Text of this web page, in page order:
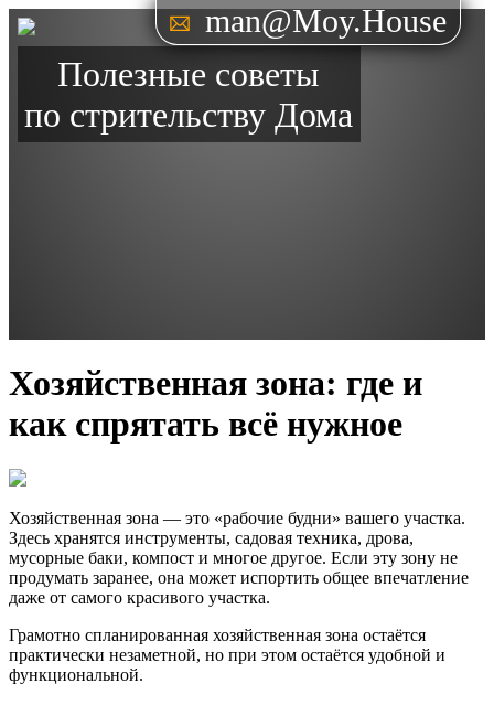
Полезные советы
по стрительству Дома
Хозяйственная зона: где и
как спрятать всё нужное
Хозяйственная зона — это «рабочие будни» вашего участка.
Здесь хранятся инструменты, садовая техника, дрова,
мусорные баки, компост и многое другое. Если эту зону не
продумать заранее, она может испортить общее впечатление
даже от самого красивого участка.
Грамотно спланированная хозяйственная зона остаётся
практически незаметной, но при этом остаётся удобной и
функциональной.
man@Moy.House